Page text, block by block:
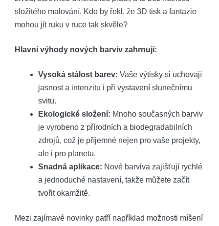
složitého malování. Kdo by řekl, že 3D tisk a fantazie
mohou jít ruku v ruce tak skvěle?
Hlavní výhody nových barviv zahrnují:
Vysoká stálost barev: Vaše výtisky si uchovají
jasnost a intenzitu i při vystavení slunečnímu
svitu.
Ekologické složení: Mnoho současných barviv
je vyrobeno z přírodních a biodegradabilních
zdrojů, což je příjemné nejen pro vaše projekty,
ale i pro planetu.
Snadná aplikace: Nové barviva zajišťují rychlé
a jednoduché nastavení, takže můžete začít
tvořit okamžitě.
Mezi zajímavé novinky patří například možnosti míšení